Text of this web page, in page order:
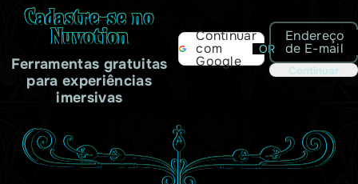
Cadastre-se no
Nuvotion
Ferramentas gratuitas
para experiências
imersivas
Continuar
com
Google
OR
Endereço
de E-mail
Continuar